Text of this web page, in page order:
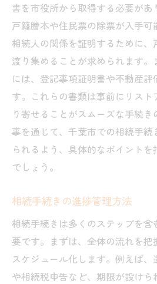
書を市役所から取得する必要があ
戸籍謄本や住民票の除票が入手可
相続人の関係を証明するために、
渡り集めることが求められます
には、登記事項証明書や不動産
す。これらの書類は事前にリス
り寄せることがスムーズな手続
事を通じて、千葉市での相続手続
られるよう、具体的なポイントを
でしょう。
相続手続きの進捗管理方法
相続手続きは多くのステップを
要です。まずは、全体の流れを把
スケジュール化します。例えば
や相続税申告など、期限が設けら